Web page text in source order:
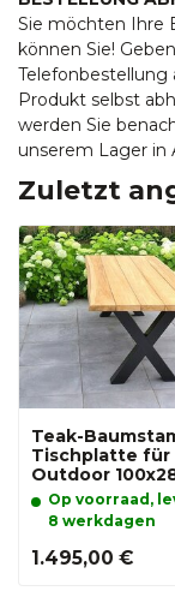
Sie möchten Ihre
können Sie!
Telefonbestellung
Produkt selbst
werden Sie
unserem Lager in
Zuletzt
Teak-
Tischplatte für
Outdoor
Op voorraad,
8 werkdagen
1.495,00 €